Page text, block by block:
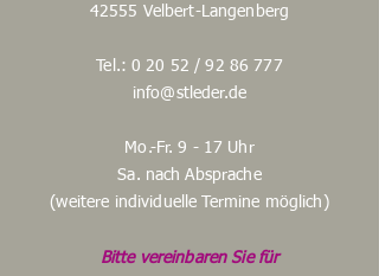
42555 Velbert-Langenberg
Tel.: 0 20 52 /92 86 777
info@stleder.de
Mo.-Fr. 9 - 17 Uhr
Sa. nach Absprache
(weitere individuelle Termine möglich)
Bitte vereinbaren Sie für